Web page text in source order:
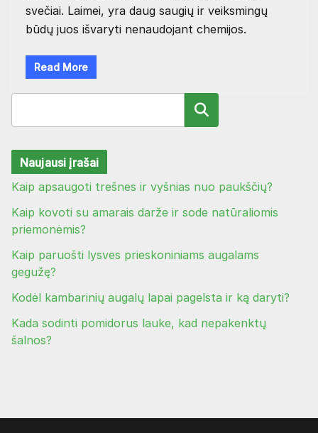
svečiai. Laimei, yra daug saugių ir veiksmingų
būdų juos išvaryti nenaudojant chemijos.
Read More
Paieška
Naujausi įrašai
Kaip apsaugoti trešnes ir vyšnias nuo paukščių?
Kaip kovoti su amarais darže ir sode natūraliomis
priemonėmis?
Kaip paruošti lysves prieskoniniams augalams
gegužę?
Kodėl kambarinių augalų lapai pagelsta ir ką daryti?
Kada sodinti pomidorus lauke, kad nepakenktų
šalnos?